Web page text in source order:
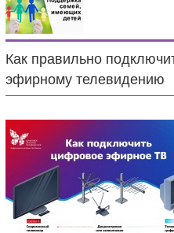
Как правильно
эфирному телевидению